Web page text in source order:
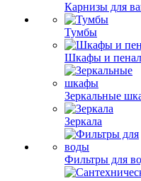
Карнизы для
Тумбы
Шкафы и
Зеркальные
Зеркала
Фильтры для